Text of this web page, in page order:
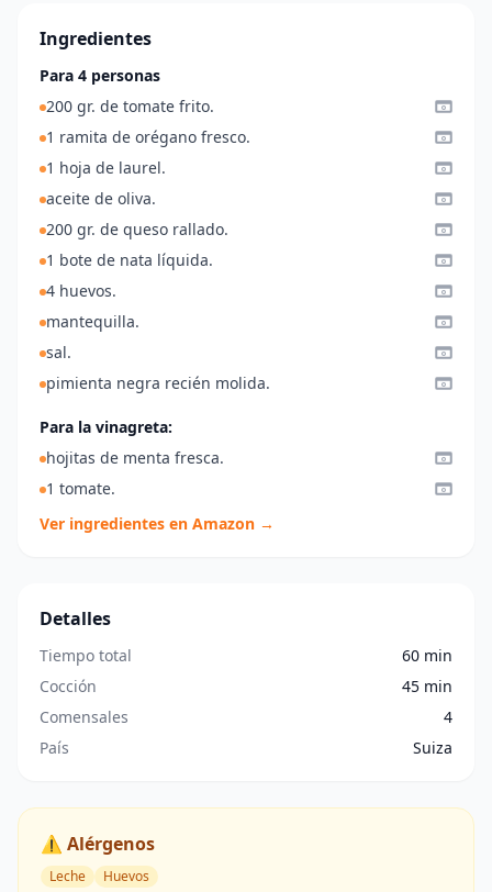
Ingredientes
Para 4 personas
200 gr. de tomate frito.
1 ramita de orégano fresco.
1 hoja de laurel.
aceite de oliva.
200 gr. de queso rallado.
1 bote de nata líquida.
4 huevos.
mantequilla.
sal.
pimienta negra recién molida.
Para la vinagreta:
hojitas de menta fresca.
1 tomate.
Ver ingredientes en Amazon →
Detalles
Tiempo total
60 min
Cocción
45 min
Comensales
4
País
Suiza
⚠️ Alérgenos
Leche Huevos